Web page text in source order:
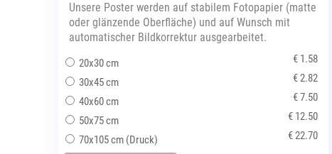
Unsere Poster werden auf stabilem Fotopapier (matte
oder glänzende Oberfläche) und auf Wunsch mit
automatischer Bildkorrektur ausgearbeitet.
20x30 cm
€ 1.58
30x45 cm
€ 2.82
40x60 cm
€ 7.50
50x75 cm
€ 12.50
70x105 cm (Druck)
€ 22.70